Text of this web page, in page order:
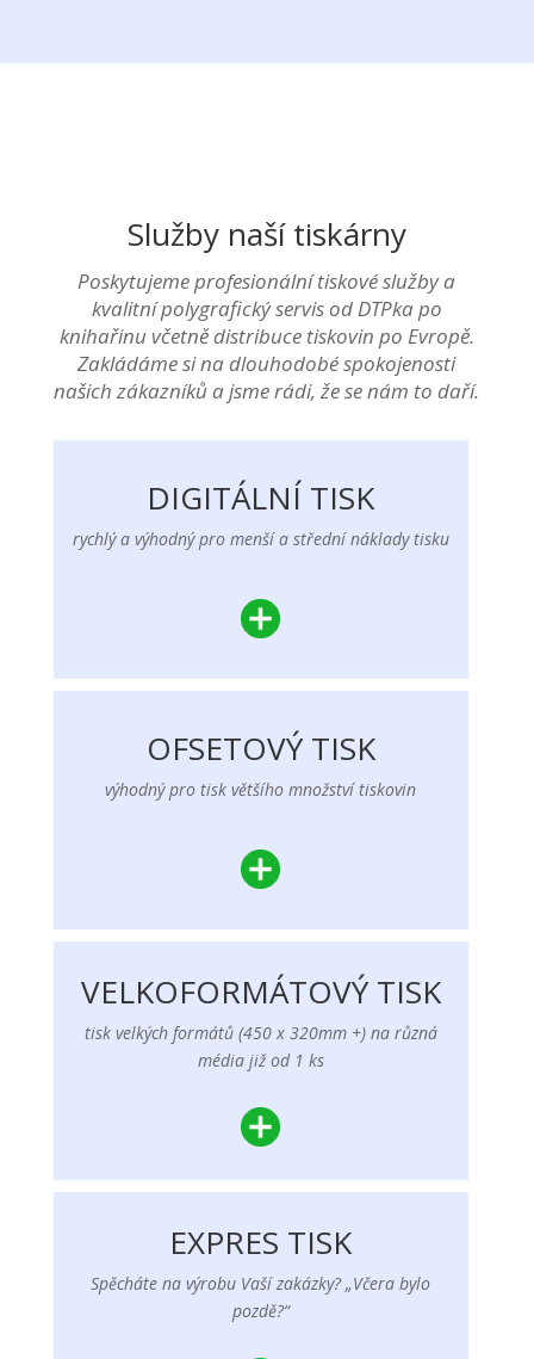
Služby naší tiskárny
Poskytujeme profesionální tiskové služby a
kvalitní polygrafický servis od DTPka po
knihařinu včetně distribuce tiskovin po Evropě.
Zakládáme si na dlouhodobé spokojenosti
našich zákazníků a jsme rádi, že se nám to daří.
DIGITÁLNÍ TISK
rychlý a výhodný pro menší a střední náklady tisku
OFSETOVÝ TISK
výhodný pro tisk většího množství tiskovin
VELKOFORMÁTOVÝ TISK
tisk velkých formátů (450 x 320mm +) na různá
média již od 1 ks
EXPRES TISK
Spěcháte na výrobu Vaší zakázky? „Včera bylo
pozdě?“